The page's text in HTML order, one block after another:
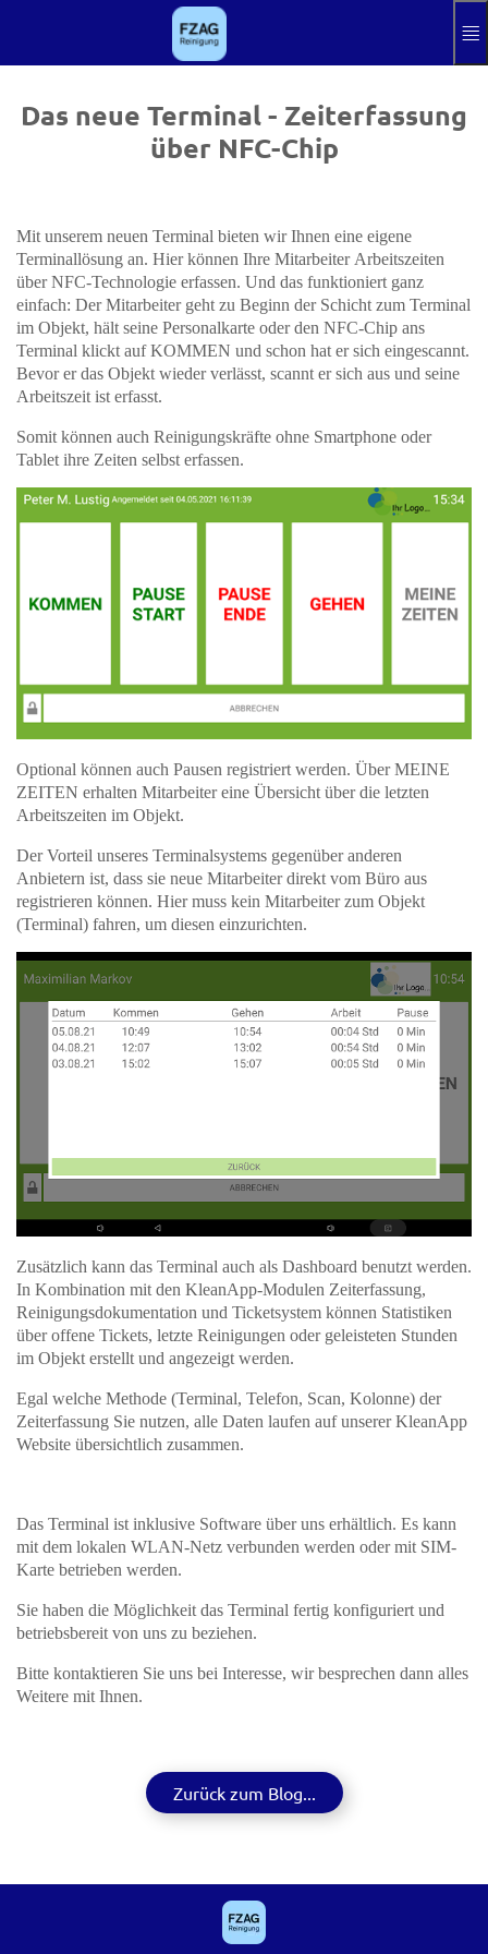
Zum Hauptinhalt springen
Impressum
Anmelden
Das neue Terminal - Zeiterfassung
über NFC-Chip
Mit unserem neuen Terminal bieten wir Ihnen eine eigene
Terminallösung an. Hier können Ihre Mitarbeiter Arbeitszeiten
über NFC-Technologie erfassen. Und das funktioniert ganz
einfach: Der Mitarbeiter geht zu Beginn der Schicht zum Terminal
im Objekt, hält seine Personalkarte oder den NFC-Chip ans
Terminal klickt auf KOMMEN und schon hat er sich eingescannt.
Bevor er das Objekt wieder verlässt, scannt er sich aus und seine
Arbeitszeit ist erfasst.
Somit können auch Reinigungskräfte ohne Smartphone oder
Tablet ihre Zeiten selbst erfassen.
Optional können auch Pausen registriert werden. Über MEINE
ZEITEN erhalten Mitarbeiter eine Übersicht über die letzten
Arbeitszeiten im Objekt.
Der Vorteil unseres Terminalsystems gegenüber anderen
Anbietern ist, dass sie neue Mitarbeiter direkt vom Büro aus
registrieren können. Hier muss kein Mitarbeiter zum Objekt
(Terminal) fahren, um diesen einzurichten.
Zusätzlich kann das Terminal auch als Dashboard benutzt werden.
In Kombination mit den KleanApp-Modulen Zeiterfassung,
Reinigungsdokumentation und Ticketsystem können Statistiken
über offene Tickets, letzte Reinigungen oder geleisteten Stunden
im Objekt erstellt und angezeigt werden.
Egal welche Methode (Terminal, Telefon, Scan, Kolonne) der
Zeiterfassung Sie nutzen, alle Daten laufen auf unserer KleanApp
Website übersichtlich zusammen.
Das Terminal ist inklusive Software über uns erhältlich. Es kann
mit dem lokalen WLAN-Netz verbunden werden oder mit SIM-
Karte betrieben werden.
Sie haben die Möglichkeit das Terminal fertig konfiguriert und
betriebsbereit von uns zu beziehen.
Bitte kontaktieren Sie uns bei Interesse, wir besprechen dann alles
Weitere mit Ihnen.
Zurück zum Blog...